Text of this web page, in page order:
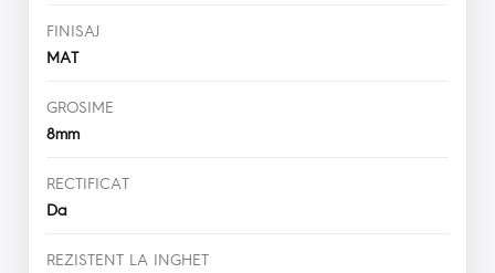
FINISAJ
MAT
GROSIME
8mm
RECTIFICAT
Da
REZISTENT LA INGHET